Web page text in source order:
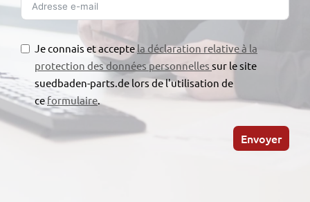
Je connais et acceptela déclaration relative à la
protection des données personnelles sur le site
suedbaden-parts.de lors de l'utilisation de
ceformulaire.
Envoyer